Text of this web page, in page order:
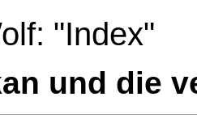
"Index"
und die